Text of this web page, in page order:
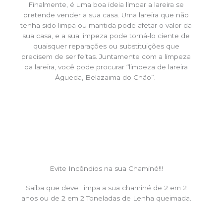
Finalmente, é uma boa ideia limpar a lareira se
pretende vender a sua casa. Uma lareira que não
tenha sido limpa ou mantida pode afetar o valor da
sua casa, e a sua limpeza pode torná-lo ciente de
quaisquer reparações ou substituições que
precisem de ser feitas. Juntamente com a limpeza
da lareira, você pode procurar “limpeza de lareira
Águeda, Belazaima do Chão”.
Evite Incêndios na sua Chaminé!!!
Saiba que deve limpa a sua chaminé de 2 em 2
anos ou de 2 em 2 Toneladas de Lenha queimada.